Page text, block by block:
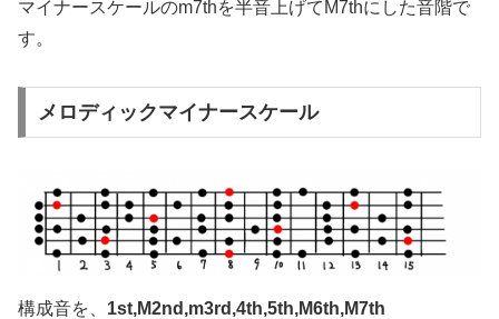
マイナースケールのm7thを半音上げてM7thにした音階で
す。
メロディックマイナースケール
構成音を、 1st,M2nd,m3rd,4th,5th,M6th,M7th